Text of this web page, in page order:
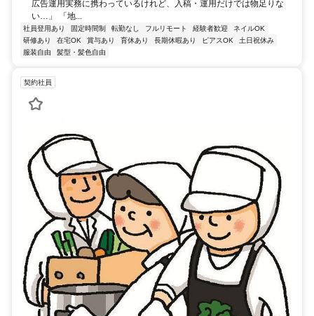
広告運用実務に携わっているけれど、入稿・運用だけでは物足りな
い…」 「地...
社員登用あり 固定時間制 転勤なし フルリモート 経験者歓迎
ネイルOK
研修あり
在宅OK 賞与あり 育休あり 長期休暇あり ピアスOK
土日祝休み
服装自由
髪型・髪色自由
契約社員